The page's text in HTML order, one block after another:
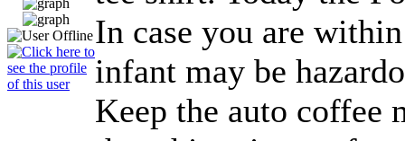
In case you are
infant may be
Keep the auto coffee